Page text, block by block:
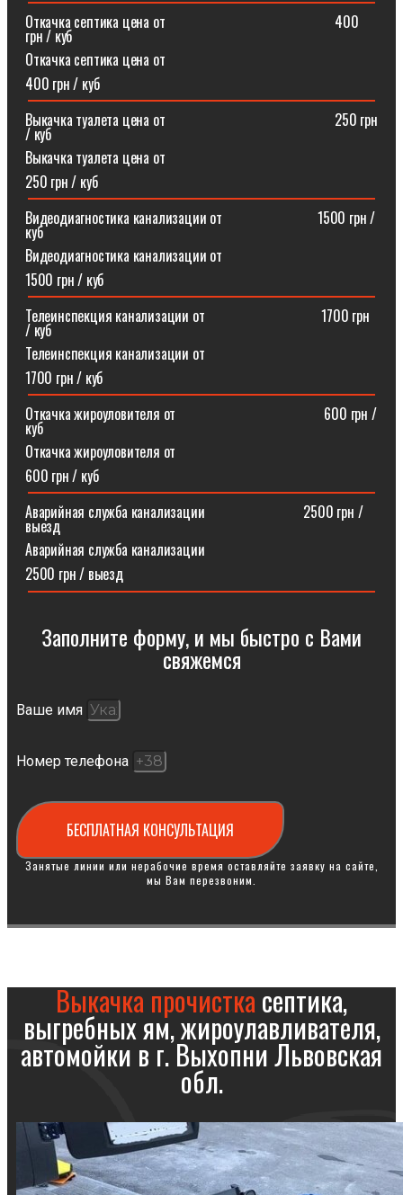
Откачка септика цена от⠀⠀⠀⠀⠀⠀⠀⠀⠀⠀⠀⠀⠀⠀⠀⠀400
грн / куб
Откачка септика цена от
400 грн / куб
Выкачка туалета цена от⠀⠀⠀⠀⠀⠀⠀⠀⠀⠀⠀⠀⠀⠀⠀⠀250 грн
/ куб
Выкачка туалета цена от
250 грн / куб
Видеодиагностика канализации от⠀⠀⠀⠀⠀⠀⠀⠀⠀1500 грн /
куб
Видеодиагностика канализации от
1500 грн / куб
Телеинспекция канализации от⠀⠀⠀⠀⠀⠀⠀⠀⠀⠀⠀1700 грн
/ куб
Телеинспекция канализации от
1700 грн / куб
Откачка жироуловителя от⠀⠀⠀⠀⠀⠀⠀⠀⠀⠀⠀⠀⠀⠀600 грн /
куб
Откачка жироуловителя от
600 грн / куб
Аварийная служба канализации ⠀⠀⠀⠀⠀⠀⠀⠀⠀2500 грн /
выезд
Аварийная служба канализации
2500 грн / выезд
Заполните форму, и мы быстро с Вами
свяжемся​
Ваше имя
Номер телефона
БЕСПЛАТНАЯ КОНСУЛЬТАЦИЯ
Занятые линии или нерабочие время оставляйте заявку на сайте,
мы Вам перезвоним.
Выкачка прочисткасептика,
выгребных ям, жироулавливателя,
автомойки в г. Выхопни Львовская
обл.